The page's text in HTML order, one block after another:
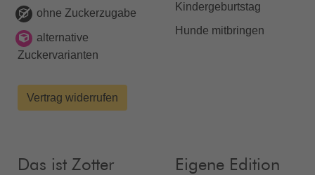
ohne Zuckerzugabe
alternative
Zuckervarianten
Vertrag widerrufen
Kindergeburtstag
Hunde mitbringen
Das ist Zotter Eigene Edition